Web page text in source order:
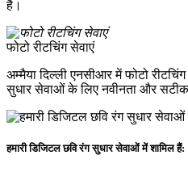
है।
फोटो रीटचिंग सेवाएं
अम्मैया दिल्ली एनसीआर में फोटो
सुधार सेवाओं के लिए नवीनता और
हमारी डिजिटल छवि रंग सुधार सेवाओं में शामिल हैं: